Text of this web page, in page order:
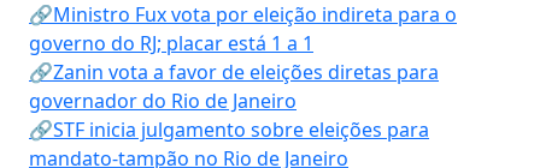
🔗Ministro Fux vota por eleição indireta para o
governo do RJ; placar está 1 a 1
🔗Zanin vota a favor de eleições diretas para
governador do Rio de Janeiro
🔗STF inicia julgamento sobre eleições para
mandato-tampão no Rio de Janeiro